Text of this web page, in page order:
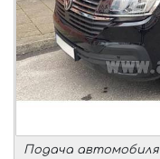
Подача автомобиля